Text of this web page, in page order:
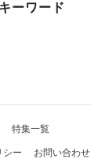
ーワード
特集一覧
シー お問い合わせ